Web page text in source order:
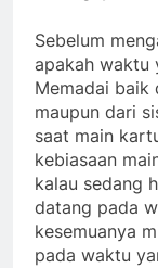
Sebelum
apakah waktu
Memadai baik
maupun dari
saat main
kebiasaan
kalau sedang
datang pada
kesemuanya
pada waktu